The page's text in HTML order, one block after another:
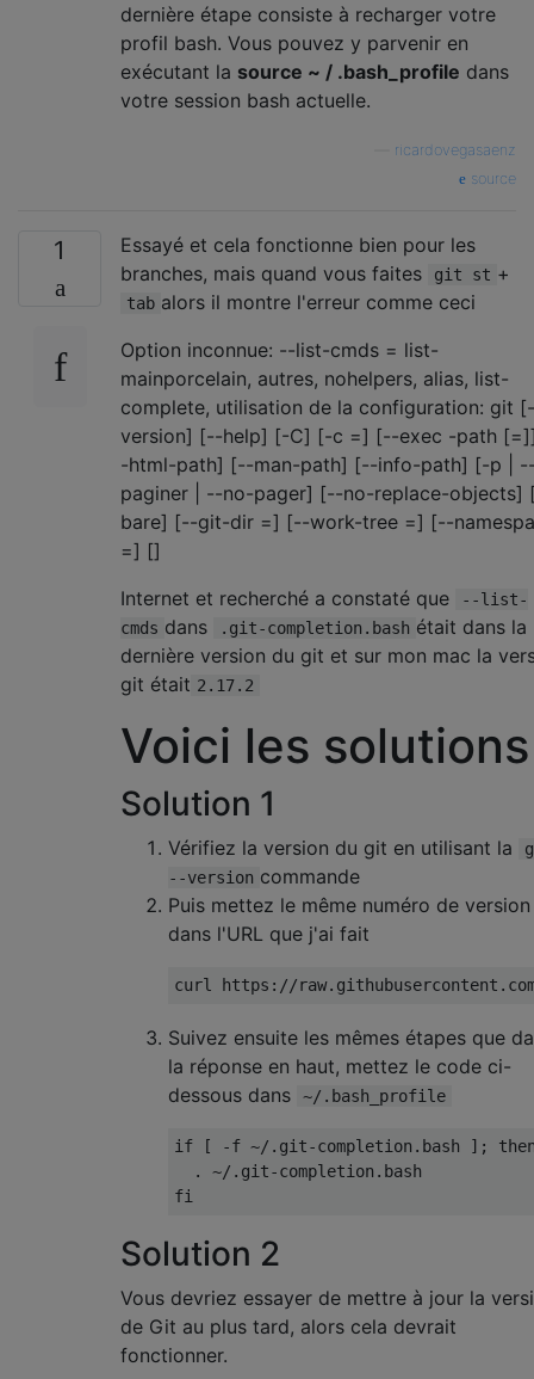
dernière étape consiste à recharger votre
profil bash. Vous pouvez y parvenir en
exécutant la source ~ / .bash_profile dans
votre session bash actuelle.
ricardovegasaenz
source
1
Essayé et cela fonctionne bien pour les
branches, mais quand vous faites
git st +
tab alors il montre l'erreur comme ceci
Option inconnue: --list-cmds = list-
mainporcelain, autres, nohelpers, alias, list-
complete, utilisation de la configuration: git
version] [--help] [-C] [-c =] [--exec -path
-html-path] [--man-path] [--info-path] [-p |
paginer | --no-pager] [--no-replace-objects]
bare] [--git-dir =] [--work-tree =] [--
=] []
Internet et recherché a constaté que
--list-
cmds dans .git-completion.bash était dans la
dernière version du git et sur mon mac la
git était 2.17.2
Voici les solutions
Solution 1
Vérifiez la version du git en utilisant la
--version commande
Puis mettez le même numéro de version
dans l'URL que j'ai fait
curl https : //
Suivez ensuite les mêmes étapes que
la réponse en haut, mettez le code ci-
dessous dans
~/.bash_profile
if [ -f ~/. git-completion . bash ];
.
~/. git-completion . bash
fi
Solution 2
Vous devriez essayer de mettre à jour la
de Git au plus tard, alors cela devrait
fonctionner.